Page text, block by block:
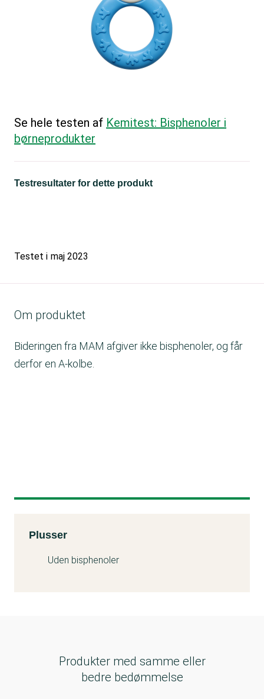
Se hele testen af Kemitest: Bisphenoler i
børneprodukter
Testresultater for dette produkt
Testet i maj 2023
Om produktet
Bideringen fra MAM afgiver ikke bisphenoler, og får
derfor en A-kolbe.
Kemitest
Plusser
Uden bisphenoler
Produkter med samme eller
bedre bedømmelse